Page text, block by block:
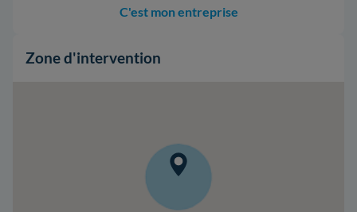
C'est mon entreprise
Zone d'intervention